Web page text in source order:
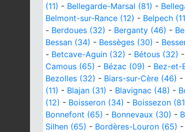
(11) - Bellegarde-Marsal (81) -
Belmont-sur-Rance (12) - Belpech
- Berdoues (32) - Berganty (46) -
Bessan (34) - Bessèges (30) -
- Betcave-Aguin (32) - Bétous (32) -
Camous (65) - Bézac (09) - Bez-et-
Bezolles (32) - Biars-sur-Cère (46) -
(11) - Blajan (31) - Blavignac (48) -
(12) - Boisseron (34) - Boissezon
Bonnefont (65) - Bonnevaux (30) -
Silhen (65) - Bordères-Louron (65) -